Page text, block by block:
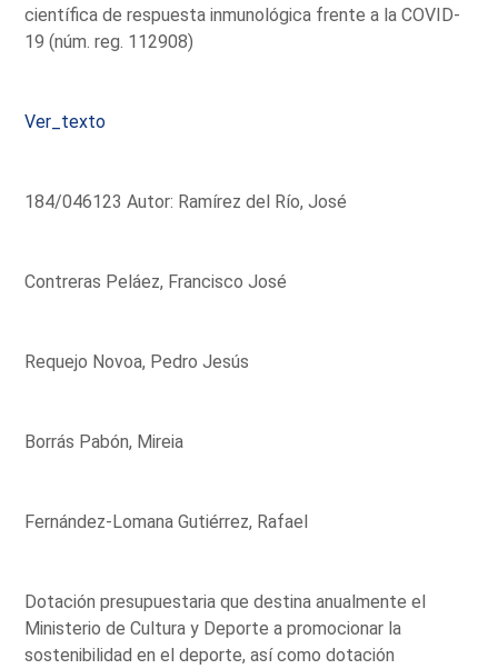
científica de respuesta inmunológica frente a la COVID-
19 (núm. reg. 112908)
Ver_texto
184/046123 Autor: Ramírez del Río, José
Contreras Peláez, Francisco José
Requejo Novoa, Pedro Jesús
Borrás Pabón, Mireia
Fernández-Lomana Gutiérrez, Rafael
Dotación presupuestaria que destina anualmente el
Ministerio de Cultura y Deporte a promocionar la
sostenibilidad en el deporte, así como dotación